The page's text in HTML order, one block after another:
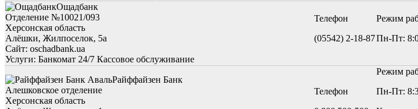
Ощадбанк
Отделение №10021/093
Херсонская область
Алёшки, Жилпоселок, 5а
Сайт: oschadbank.ua
Услуги: Банкомат 24/7 Кассовое обслуживание
Телефон
(05542) 2-18-87
Режим
Пн-Пт:
Райффайзен Банк
Алешковское отделение
Херсонская область
Телефон
Режим
Пн-Пт: